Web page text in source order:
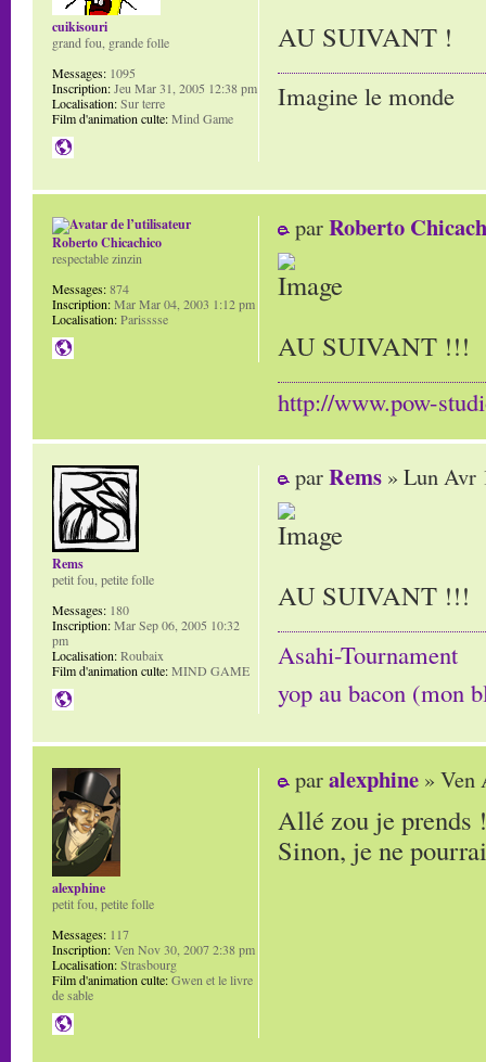
AU SUIVANT !
Imagine le monde
cuikisouri
grand fou, grande folle
Messages: 1095
Inscription:Jeu Mar 31, 2005 12:38 pm
Localisation:Sur terre
Film d'animation culte:Mind Game
parRoberto
AU SUIVANT !!!
http://www.pow-
Roberto Chicachico
respectable zinzin
Messages:874
Inscription:Mar Mar 04, 2003 1:12 pm
Localisation:Parisssse
parRems » Lun Avr
AU SUIVANT !!!
Asahi-Tournament
yop au bacon (mon
Rems
petit fou, petite folle
Messages: 180
Inscription:Mar Sep 06, 2005 10:32
pm
Localisation:Roubaix
Film d'animation culte:MIND GAME
paralexphine » Ven
Allé zou je prends
Sinon, je ne
alexphine
petit fou, petite folle
Messages: 117
Inscription:Ven Nov 30, 2007 2:38 pm
Localisation:Strasbourg
Film d'animation culte:Gwen et le livre
de sable